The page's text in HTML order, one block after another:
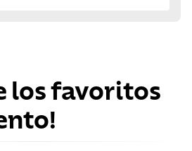
los favoritos